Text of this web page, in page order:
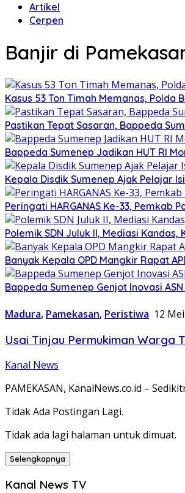
Artikel
Cerpen
Banjir di
Kasus 53 Ton Timah Memanas, Polda
Pastikan Tepat Sasaran, Bappeda
Bappeda Sumenep Jadikan HUT RI
Kepala Disdik Sumenep Ajak Pelajar
Peringati HARGANAS Ke-33, Pemkab
Polemik SDN Juluk II, Mediasi
Banyak Kepala OPD Mangkir Rapat
Bappeda Sumenep Genjot Inovasi
Madura, Pamekasan, Peristiwa 12
Usai Tinjau Permukiman Warga
Kanal News
PAMEKASAN, KanalNews.co.id –
Tidak Ada Postingan Lagi.
Tidak ada lagi halaman untuk dimuat.
Selengkapnya
Kanal News TV